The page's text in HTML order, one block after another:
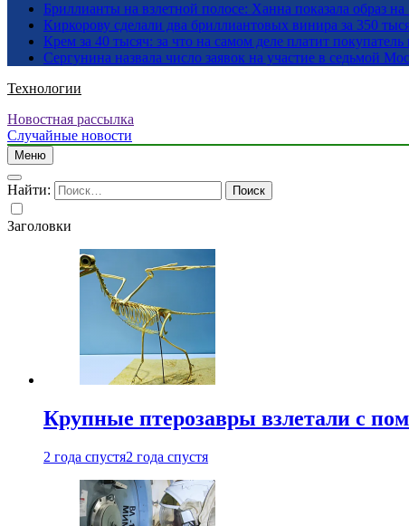
Бриллианты на взлетной полосе: Ханна показала образ
Киркорову сделали два бриллиантовых винира за 350
Крем за 40 тысяч: за что на самом деле платит
Сергунина назвала число заявок на участие в седьмой
Технологии
Новостная рассылка
Случайные новости
Меню
Найти:
Заголовки
Крупные птерозавры взлетали с
2 года спустя2 года спустя